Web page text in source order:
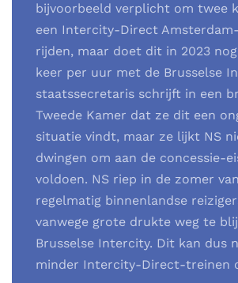
bijvoorbeeld verplicht om twee
een Intercity-Direct Amsterdam-
rijden, maar doet dit in 2023
keer per uur met de Brusselse
staatssecretaris schrijft in een
Tweede Kamer dat ze dit een
situatie vindt, maar ze lijkt NS
dwingen om aan de concessie-
voldoen. NS riep in de zomer
regelmatig binnenlandse
vanwege grote drukte weg te
Brusselse Intercity. Dit kan dus
minder Intercity-Direct-treinen